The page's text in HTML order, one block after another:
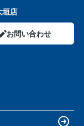
店
お問い合わせ